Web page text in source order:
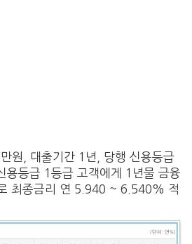
원, 대출기간 1년, 당행 신용등급
용등급 1등급 고객에게 1년물 금융
최종금리 연 5.940 ~ 6.540% 적